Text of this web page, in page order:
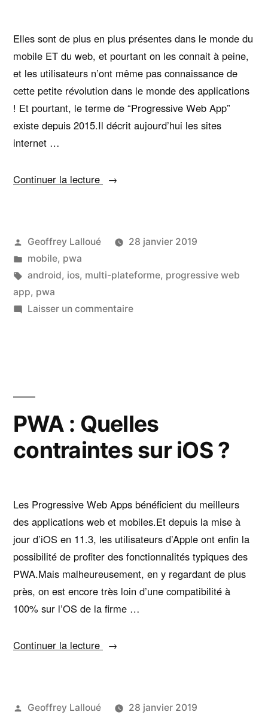
une
application
native
?
Elles sont de plus en plus présentes dans le monde du
mobile ET du web, et pourtant on les connait à peine,
et les utilisateurs n’ont même pas connaissance de
cette petite révolution dans le monde des applications
! Et pourtant, le terme de “Progressive Web App”
existe depuis 2015.Il décrit aujourd’hui les sites
internet …
Continuer la lecture
« Progressive
Quelles
? »
Publié
par
Geoffrey Lalloué
28 janvier 2019
Publié
dans
mobile, pwa
Étiquettes :
android, ios, multi-plateforme, progressive web
app, pwa
Laisser un commentairesur
?
PWA : Quelles
contraintes sur iOS ?
Les Progressive Web Apps bénéficient du meilleurs
des applications web et mobiles.Et depuis la mise à
jour d’iOS en 11.3, les utilisateurs d’Apple ont enfin la
possibilité de profiter des fonctionnalités typiques des
PWA.Mais malheureusement, en y regardant de plus
près, on est encore très loin d’une compatibilité à
100% sur l’OS de la firme …
Continuer la lecture
« PWA
sur
Publié
Geoffrey Lalloué
28 janvier 2019